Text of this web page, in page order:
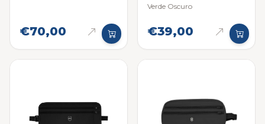
€70,00
Verde Oscuro
€39,00